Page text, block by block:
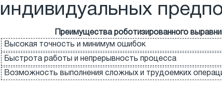
индивидуальных
Преимущества роботизированного
Высокая точность и минимум ошибок
Быстрота работы и непрерывность процесса
Возможность выполнения сложных и трудоемких